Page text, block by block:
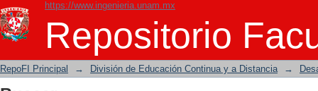
https://www.ingenieria.unam.mx
Repositorio
Buscar
RepoFI Principal → División de Educación Continua y a Distancia →